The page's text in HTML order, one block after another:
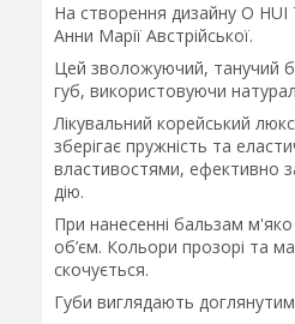
На створення дизайну O HUI
Анни Марії Австрійської.
Цей зволожуючий, танучий
губ, використовуючи
Лікувальний корейський
зберігає пружність та
властивостями, ефективно
дію.
При нанесенні бальзам м'яко
об’єм. Кольори прозорі та
скочується.
Губи виглядають